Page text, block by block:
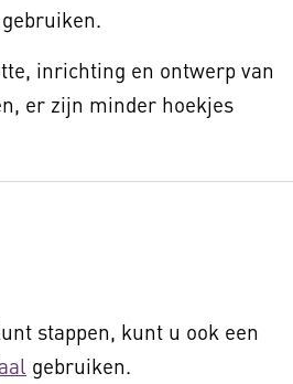
inrichting en ontwerp van
er zijn minder hoekjes
stappen, kunt u ook een
gebruiken.